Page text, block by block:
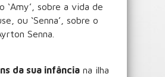
‘Amy’, sobre a vida de
ou ‘Senna’, sobre o
Senna.
da sua infância na ilha